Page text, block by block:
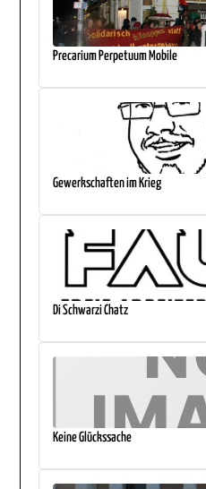
Precarium Perpetuum Mobile
Gewerkschaften im Krieg
Di Schwarzi Chatz
Keine Glückssache